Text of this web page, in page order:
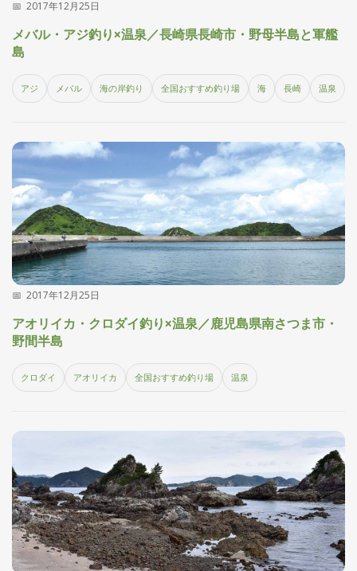
2017年12月25日
メバル・アジ釣り×温泉／長崎県長崎市・野母半島と軍艦
島
アジ メバル 海の岸釣り 全国おすすめ釣り場 海 長崎 温泉
2017年12月25日
アオリイカ・クロダイ釣り×温泉／鹿児島県南さつま市・
野間半島
クロダイ アオリイカ 全国おすすめ釣り場 温泉